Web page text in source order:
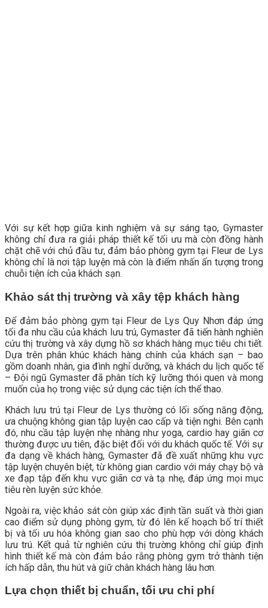
Với sự kết hợp giữa kinh nghiệm và sự sáng tạo, Gymaster
không chỉ đưa ra giải pháp thiết kế tối ưu mà còn đồng hành
chặt chẽ với chủ đầu tư, đảm bảo phòng gym tại Fleur de Lys
không chỉ là nơi tập luyện mà còn là điểm nhấn ấn tượng trong
chuỗi tiện ích của khách sạn.
Khảo sát thị trường và xây tệp khách hàng
Để đảm bảo phòng gym tại Fleur de Lys Quy Nhơn đáp ứng
tối đa nhu cầu của khách lưu trú, Gymaster đã tiến hành nghiên
cứu thị trường và xây dựng hồ sơ khách hàng mục tiêu chi tiết.
Dựa trên phân khúc khách hàng chính của khách sạn – bao
gồm doanh nhân, gia đình nghỉ dưỡng, và khách du lịch quốc tế
– Đội ngũ Gymaster đã phân tích kỹ lưỡng thói quen và mong
muốn của họ trong việc sử dụng các tiện ích thể thao.
Khách lưu trú tại Fleur de Lys thường có lối sống năng động,
ưa chuộng không gian tập luyện cao cấp và tiện nghi. Bên cạnh
đó, nhu cầu tập luyện nhẹ nhàng như yoga, cardio hay giãn cơ
thường được ưu tiên, đặc biệt đối với du khách quốc tế. Với sự
đa dạng về khách hàng, Gymaster đã đề xuất những khu vực
tập luyện chuyên biệt, từ không gian cardio với máy chạy bộ và
xe đạp tập đến khu vực giãn cơ và tạ nhẹ, đáp ứng mọi mục
tiêu rèn luyện sức khỏe.
Ngoài ra, việc khảo sát còn giúp xác định tần suất và thời gian
cao điểm sử dụng phòng gym, từ đó lên kế hoạch bố trí thiết
bị và tối ưu hóa không gian sao cho phù hợp với dòng khách
lưu trú. Kết quả từ nghiên cứu thị trường không chỉ giúp định
hình thiết kế mà còn đảm bảo rằng phòng gym trở thành tiện
ích hấp dẫn, thu hút và giữ chân khách hàng lâu hơn.
Lựa chọn thiết bị chuẩn, tối ưu chi phí